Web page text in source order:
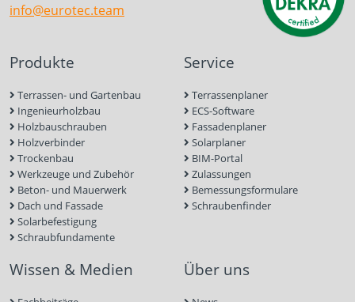
info@eurotec.team
Produkte
Terrassen- und Gartenbau
Ingenieurholzbau
Holzbauschrauben
Holzverbinder
Trockenbau
Werkzeuge und Zubehör
Beton- und Mauerwerk
Dach und Fassade
Solarbefestigung
Schraubfundamente
Service
Terrassenplaner
ECS-Software
Fassadenplaner
Solarplaner
BIM-Portal
Zulassungen
Bemessungsformulare
Schraubenfinder
Wissen & Medien Über uns